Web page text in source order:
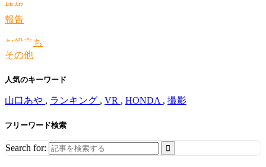
情報
報告
お役立ち
その他
人気のキーワード
山口あや , ランキング , VR , HONDA , 撮影
フリーワード検索
Search for: